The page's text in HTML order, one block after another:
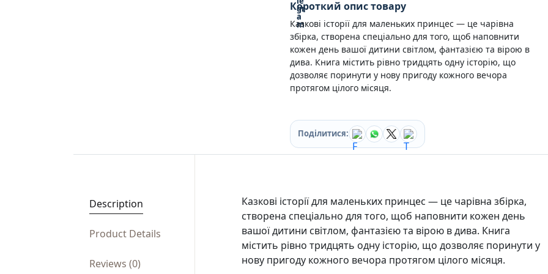
Кулінарія
Ігри для дорослих
Зарубіжні письменники
Різдвяні / Зимові
Книги для дітей
Картонні книги для найменших
Віммельбухи
Вчимося читати
Прописи для дітей
Багаторазові прописи / Книги на липучках
Книги для читання 10+
Розмальовки та Аплікації
Енциклопедії
Навчальні книги
Розвивальні та пізнавальні книги
Книги про Україну
Короткий опис товару
Казкові історії для маленьких принцес — це чарівна
збірка, створена спеціально для того, щоб наповнити
кожен день вашої дитини світлом, фантазією та вірою в
дива. Книга містить рівно тридцять одну історію, що
дозволяє поринути у нову пригоду кожного вечора
протягом цілого місяця.
Поділитися:
Description
Product Details
Reviews (0)
Казкові історії для маленьких принцес — це чарівна збірка,
створена спеціально для того, щоб наповнити кожен день
вашої дитини світлом, фантазією та вірою в дива. Книга
містить рівно тридцять одну історію, що дозволяє поринути у
нову пригоду кожного вечора протягом цілого місяця.